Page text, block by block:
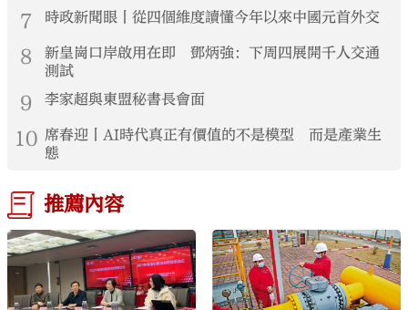
7 時政新聞眼丨從四個維度讀懂今年以來中國元首外交
8
新皇崗口岸啟用在即 鄧炳強：下周四展開千人交通
測試
9 李家超與東盟秘書長會面
10 席春迎丨AI時代真正有價值的不是模型 而是產業生
態
推薦內容